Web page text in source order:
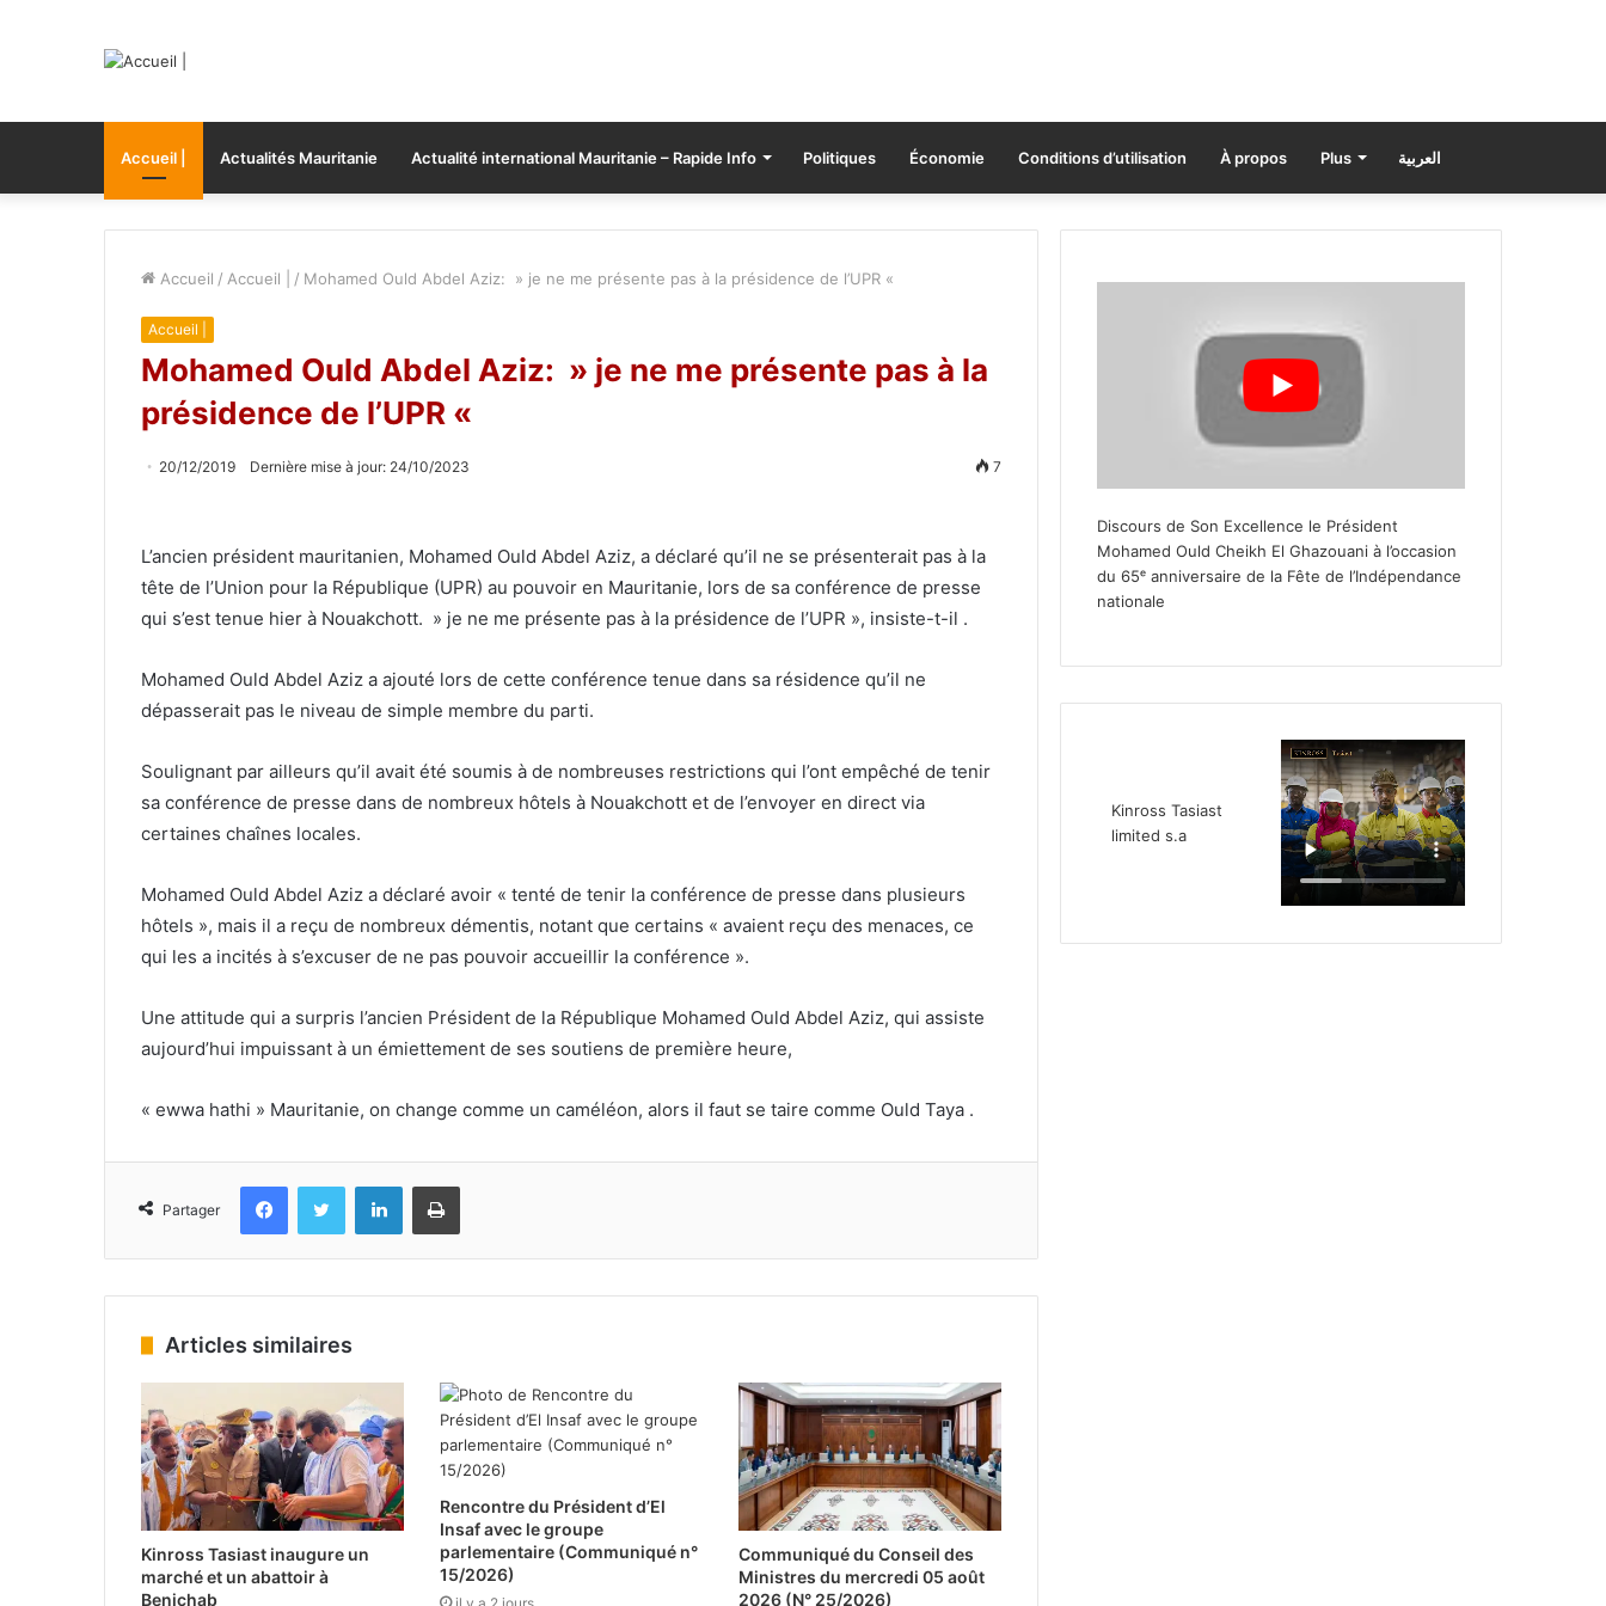
Accueil | Actualités Mauritanie Actualité international Mauritanie – Rapide Info Politiques Économie Conditions d’utilisation À propos Plus العربية
Accueil / Accueil | / Mohamed Ould Abdel Aziz: » je ne me présente pas à la présidence de l’UPR «
Accueil |
Mohamed Ould Abdel Aziz: » je ne me présente pas à la
présidence de l’UPR «
20/12/2019 Dernière mise à jour: 24/10/2023 7
L’ancien président mauritanien, Mohamed Ould Abdel Aziz, a déclaré qu’il ne se présenterait pas à la
tête de l’Union pour la République (UPR) au pouvoir en Mauritanie, lors de sa conférence de presse
qui s’est tenue hier à Nouakchott. » je ne me présente pas à la présidence de l’UPR », insiste-t-il .
Mohamed Ould Abdel Aziz a ajouté lors de cette conférence tenue dans sa résidence qu’il ne
dépasserait pas le niveau de simple membre du parti.
Soulignant par ailleurs qu’il avait été soumis à de nombreuses restrictions qui l’ont empêché de tenir
sa conférence de presse dans de nombreux hôtels à Nouakchott et de l’envoyer en direct via
certaines chaînes locales.
Mohamed Ould Abdel Aziz a déclaré avoir « tenté de tenir la conférence de presse dans plusieurs
hôtels », mais il a reçu de nombreux démentis, notant que certains « avaient reçu des menaces, ce
qui les a incités à s’excuser de ne pas pouvoir accueillir la conférence ».
Une attitude qui a surpris l’ancien Président de la République Mohamed Ould Abdel Aziz, qui assiste
aujourd’hui impuissant à un émiettement de ses soutiens de première heure,
« ewwa hathi » Mauritanie, on change comme un caméléon, alors il faut se taire comme Ould Taya .
Partager
FacebookTwitter LinkedinImprimer
Articles similaires
Kinross Tasiast inaugure un
marché et un abattoir à
Benichab
Rencontre du Président d’El
Insaf avec le groupe
parlementaire (Communiqué n°
15/2026)
Communiqué du Conseil des
Ministres du mercredi 05 août
2026 (N° 25/2026)
Discours de Son Excellence le Président
Mohamed Ould Cheikh El Ghazouani à l’occasion
du 65ᵉ anniversaire de la Fête de l’Indépendance
nationale
Kinross Tasiast
limited s.a